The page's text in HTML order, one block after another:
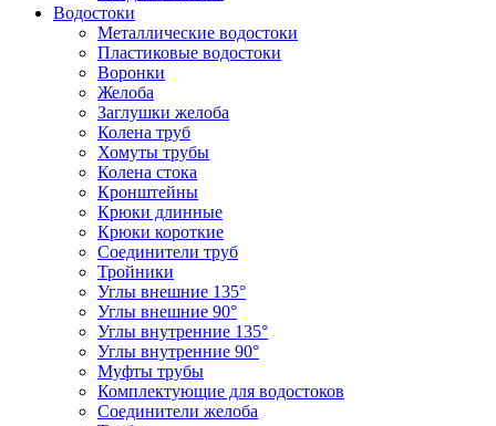
Водостоки
Металлические водостоки
Пластиковые водостоки
Воронки
Желоба
Заглушки желоба
Колена труб
Хомуты трубы
Колена стока
Кронштейны
Крюки длинные
Крюки короткие
Соединители труб
Тройники
Углы внешние 135°
Углы внешние 90°
Углы внутренние 135°
Углы внутренние 90°
Муфты трубы
Комплектующие для водостоков
Соединители желоба